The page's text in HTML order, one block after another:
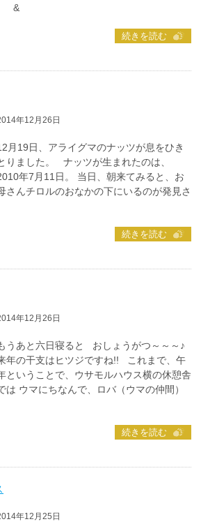
&
続きを読む
年12月26日
月19日、アライグマのナッツが息をひき
りました。 ナッツが生まれたのは、
年7月11日。 当日、朝来てみると、お
さんチロルのおなかの下にいるのが発見さ
続きを読む
年12月26日
うあと六日寝ると おしょうがつ～～～♪
年の干支はヒツジですね!! これまで、午
ということで、ウサモルハウス横の休憩舎
は ウマにちなんで、ロバ（ウマの仲間）
続きを読む
年12月25日